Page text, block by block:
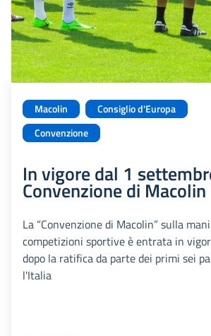
Macolin
Consiglio d'Europa
Convenzione
In vigore dal 1
Convenzione di Macolin
La “Convenzione di Macolin” sulla
competizioni sportive è entrata in
dopo la ratifica da parte dei primi sei
l'Italia